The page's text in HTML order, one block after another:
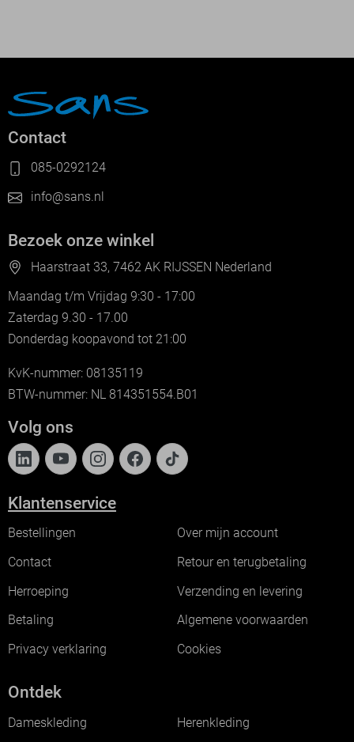
Contact
085-0292124
info@sans.nl
Bezoek onze winkel
Haarstraat 33, 7462 AK RIJSSEN Nederland
Maandag t/m Vrijdag 9:30 - 17:00
Zaterdag 9.30 - 17.00
Donderdag koopavond tot 21:00
KvK-nummer: 08135119
BTW-nummer: NL 814351554.B01
Volg ons
Klantenservice
Bestellingen
Over mijn account
Contact
Retour en terugbetaling
Herroeping
Verzending en levering
Betaling
Algemene voorwaarden
Privacy verklaring
Cookies
Ontdek
Dameskleding
Herenkleding